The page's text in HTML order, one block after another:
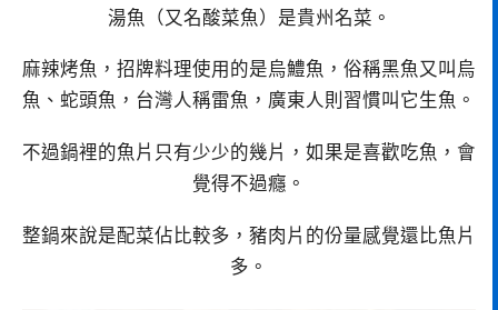
湯魚（又名酸菜魚）是貴州名菜。
麻辣烤魚，招牌料理使用的是烏鱧魚，俗稱黑魚又叫烏
魚、蛇頭魚，台灣人稱雷魚，廣東人則習慣叫它生魚。
不過鍋裡的魚片只有少少的幾片，如果是喜歡吃魚，會
覺得不過癮。
整鍋來說是配菜佔比較多，豬肉片的份量感覺還比魚片
多。